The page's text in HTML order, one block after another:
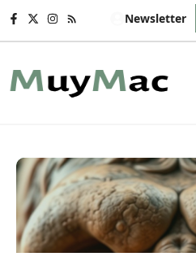
Saltar
Newsletter